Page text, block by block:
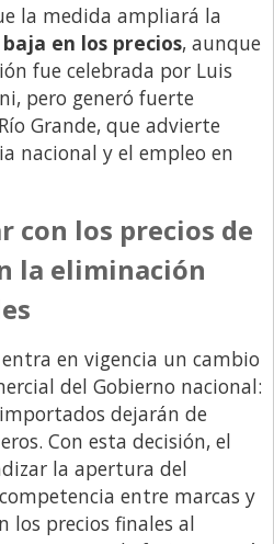
la medida ampliará la
baja en los precios, aunque
fue celebrada por Luis
pero generó fuerte
Grande, que advierte
nacional y el empleo en
con los precios de
la eliminación
en vigencia un cambio
del Gobierno nacional:
dejarán de
Con esta decisión, el
la apertura del
entre marcas y
los precios finales al